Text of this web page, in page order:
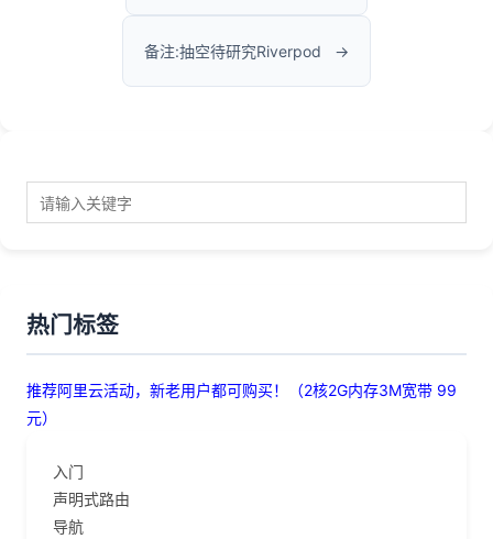
备注:抽空待研究Riverpod
热门标签
推荐阿里云活动，新老用户都可购买！（2核2G内存3M宽带 99
元）
入门
声明式路由
导航